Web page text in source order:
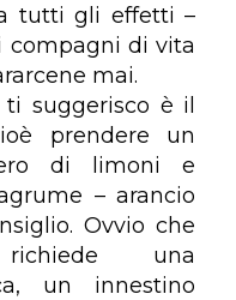
tutti gli effetti –
compagni di vita
mai.
suggerisco è il
prendere un
di limoni e
– arancio
Ovvio che
una
un innestino